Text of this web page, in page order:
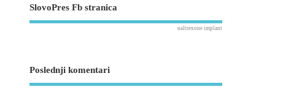
SlovoPres Fb stranica
naltrexone implant
Poslednji komentari